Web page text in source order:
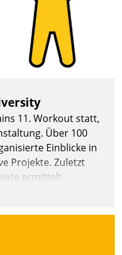
11. Workout statt,
Über 100
Einblicke in
Projekte. Zuletzt
ermittelt.